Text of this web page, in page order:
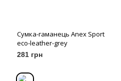
Сумка-гаманець Anex Sport
eco-leather-grey
281 грн